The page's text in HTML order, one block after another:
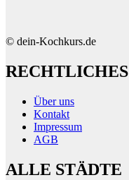
© dein-Kochkurs.de
RECHTLICHES
Über uns
Kontakt
Impressum
AGB
ALLE STÄDTE